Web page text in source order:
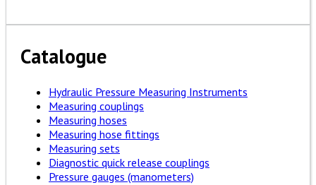
Catalogue
Hydraulic Pressure Measuring Instruments
Measuring couplings
Measuring hoses
Measuring hose fittings
Measuring sets
Diagnostic quick release couplings
Pressure gauges (manometers)